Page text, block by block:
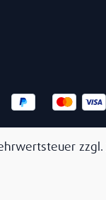
zzgl.